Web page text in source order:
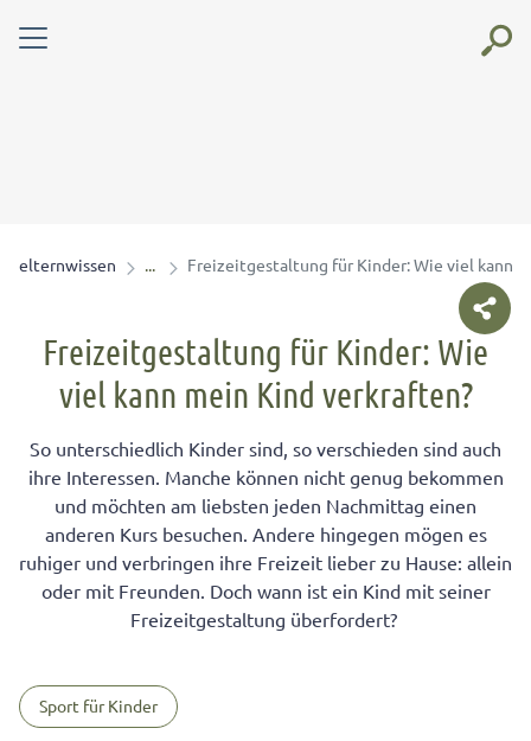
elternwissen Freizeitgestaltung für Kinder: Wie viel kann
Freizeitgestaltung für Kinder: Wie
viel kann mein Kind verkraften?
So unterschiedlich Kinder sind, so verschieden sind auch
ihre Interessen. Manche können nicht genug bekommen
und möchten am liebsten jeden Nachmittag einen
anderen Kurs besuchen. Andere hingegen mögen es
ruhiger und verbringen ihre Freizeit lieber zu Hause: allein
oder mit Freunden. Doch wann ist ein Kind mit seiner
Freizeitgestaltung überfordert?
Sport für Kinder